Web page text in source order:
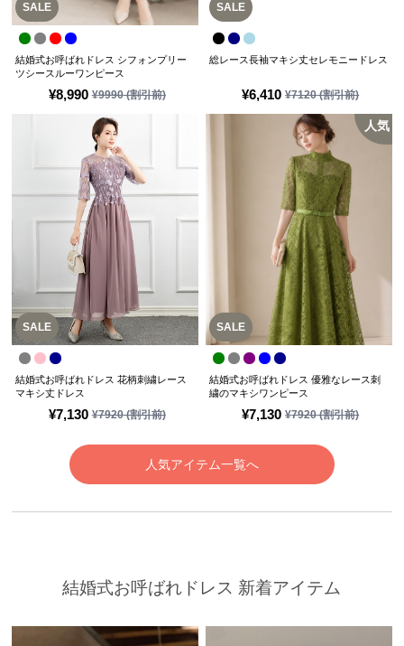
SALE
¥8,990 ¥9990(割引前)
結婚式お呼ばれドレス シフォンプリー
ツシースルーワンピース
SALE
¥6,410 ¥7120(割引前)
総レース長袖マキシ丈セレモニードレス
SALE
¥7,130 ¥7920(割引前)
結婚式お呼ばれドレス 花柄刺繍レース
マキシ丈ドレス
SALE
人気
¥7,130 ¥7920(割引前)
結婚式お呼ばれドレス 優雅なレース刺
繍のマキシワンピース
人気アイテム一覧へ
結婚式お呼ばれドレス 新着アイテム